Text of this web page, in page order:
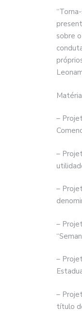
sobre
–
–
–
–
–
–
título